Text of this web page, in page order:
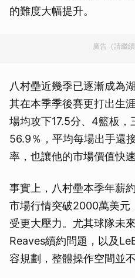
的難度大幅提升。
廣告（請繼
八村壘近幾季已逐漸成為
其在本季季後賽更打出生
場均攻下17.5分、4籃板，
56.9％，平均每場出手還
率，也讓他的市場價值快速
事實上，八村壘本季年薪
市場行情突破2000萬美元
受更大壓力。尤其球隊未
Reaves續約問題，以及
容規劃，整體操作空間並不